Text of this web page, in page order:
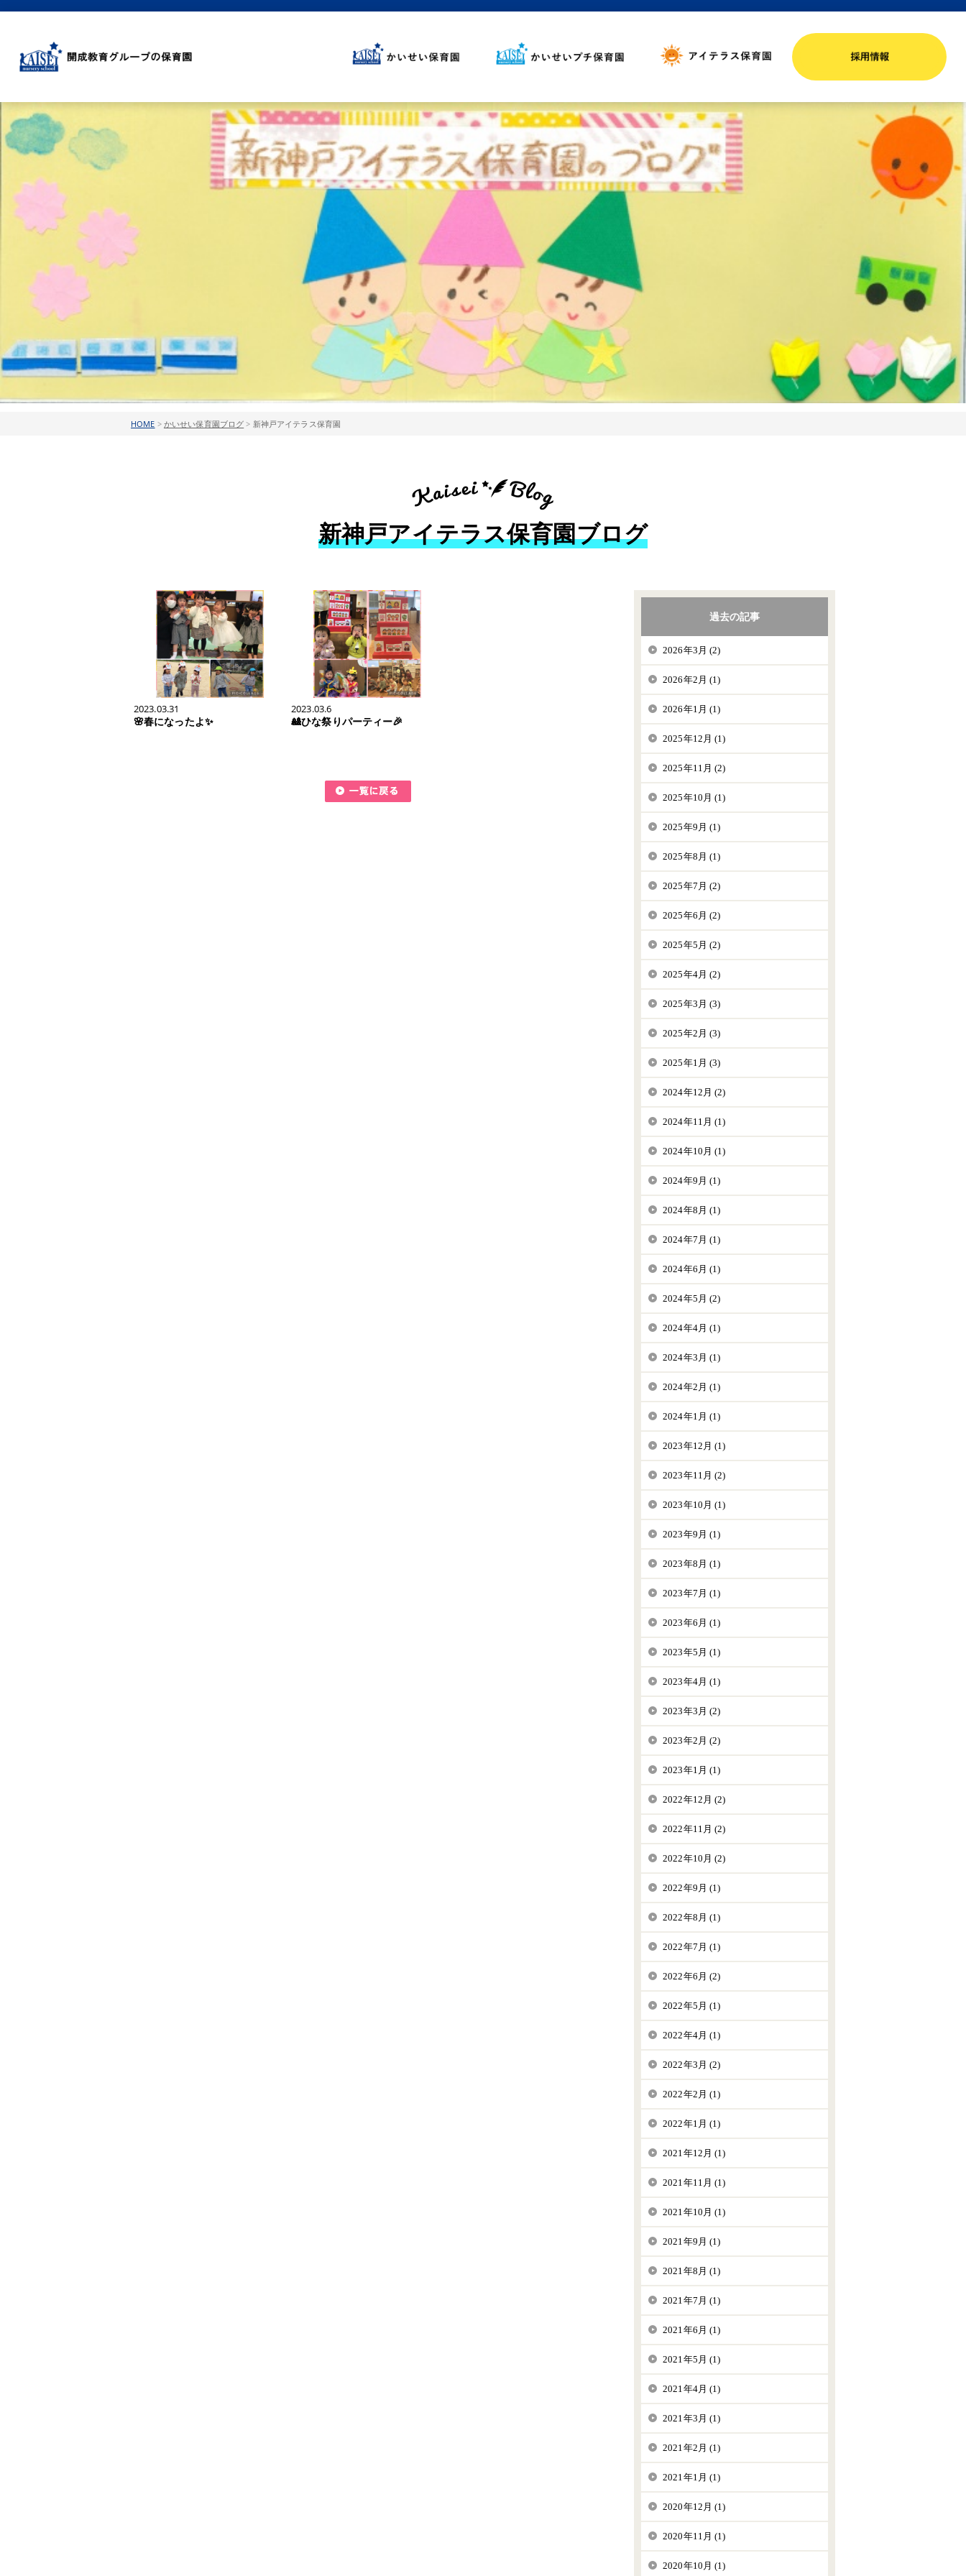
HOME > かいせい保育園ブログ > 新神戸アイテラス保育園
新神戸アイテラス保育園ブログ
2023.03.31
🌸春になったよ✨
2023.03.6
🎎ひな祭りパーティー🎉
過去の記事
2026年3月 (2)
2026年2月 (1)
2026年1月 (1)
2025年12月 (1)
2025年11月 (2)
2025年10月 (1)
2025年9月 (1)
2025年8月 (1)
2025年7月 (2)
2025年6月 (2)
2025年5月 (2)
2025年4月 (2)
2025年3月 (3)
2025年2月 (3)
2025年1月 (3)
2024年12月 (2)
2024年11月 (1)
2024年10月 (1)
2024年9月 (1)
2024年8月 (1)
2024年7月 (1)
2024年6月 (1)
2024年5月 (2)
2024年4月 (1)
2024年3月 (1)
2024年2月 (1)
2024年1月 (1)
2023年12月 (1)
2023年11月 (2)
2023年10月 (1)
2023年9月 (1)
2023年8月 (1)
2023年7月 (1)
2023年6月 (1)
2023年5月 (1)
2023年4月 (1)
2023年3月 (2)
2023年2月 (2)
2023年1月 (1)
2022年12月 (2)
2022年11月 (2)
2022年10月 (2)
2022年9月 (1)
2022年8月 (1)
2022年7月 (1)
2022年6月 (2)
2022年5月 (1)
2022年4月 (1)
2022年3月 (2)
2022年2月 (1)
2022年1月 (1)
2021年12月 (1)
2021年11月 (1)
2021年10月 (1)
2021年9月 (1)
2021年8月 (1)
2021年7月 (1)
2021年6月 (1)
2021年5月 (1)
2021年4月 (1)
2021年3月 (1)
2021年2月 (1)
2021年1月 (1)
2020年12月 (1)
2020年11月 (1)
2020年10月 (1)